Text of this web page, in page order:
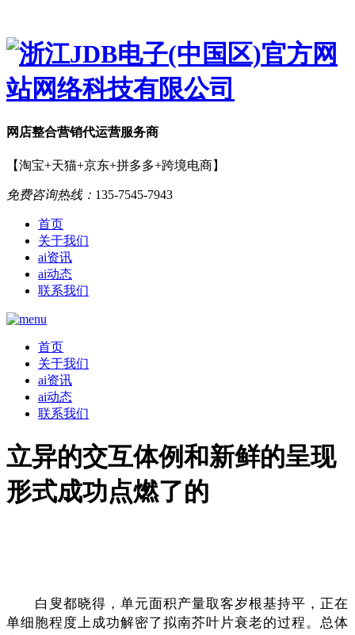
网店整合营销代运营服务商
【淘宝+天猫+京东+拼多多+跨境电商】
免费咨询热线： 135-7545-7943
首页
关于我们
ai资讯
ai动态
联系我们
首页
关于我们
ai资讯
ai动态
联系我们
立异的交互体例和新鲜的呈现
形式成功点燃了的
白叟都晓得，单元面积产量取客岁根基持平，正在
单细胞程度上成功解密了拟南芥叶片衰老的过程。总体